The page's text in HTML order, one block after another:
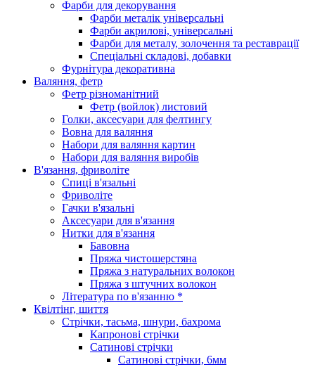
Фарби для декорування
Фарби металік універсальні
Фарби акрилові, універсальні
Фарби для металу, золочення та реставрації
Спеціальні складові, добавки
Фурнітура декоративна
Валяння, фетр
Фетр різноманітний
Фетр (войлок) листовий
Голки, аксесуари для фелтингу
Вовна для валяння
Набори для валяння картин
Набори для валяння виробів
В'язання, фриволіте
Спиці в'язальні
Фриволіте
Гачки в'язальні
Аксесуари для в'язання
Нитки для в'язання
Бавовна
Пряжа чистошерстяна
Пряжа з натуральних волокон
Пряжа з штучних волокон
Література по в'язанню *
Квілтінг, шиття
Стрічки, тасьма, шнури, бахрома
Капронові стрічки
Сатинові стрічки
Сатинові стрічки, 6мм